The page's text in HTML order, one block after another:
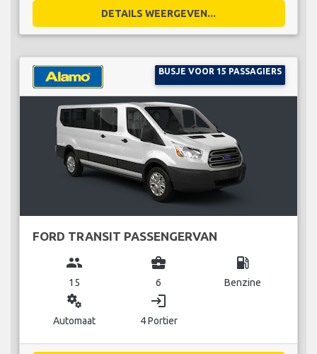
DETAILS WEERGEVEN...
BUSJE VOOR 15 PASSAGIERS
FORD TRANSIT PASSENGERVAN
group
15
business_center
6
local_gas_station
Benzine
miscellaneous_services
Automaat
login
4 Portier